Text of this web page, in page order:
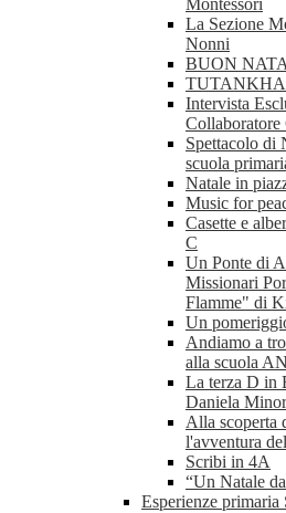
Montessori
La Sezione
Nonni
BUON
Intervista
Collaboratore
Spettacolo di
scuola
Natale in
Music for
Casette e
C
Un Ponte di
Missionari
Flamme" di
Un
Andiamo a
alla scuola
La terza D in
Daniela
Alla scoperta
l'avventura
Scribi in 4A
“Un Natale
Esperienze primaria